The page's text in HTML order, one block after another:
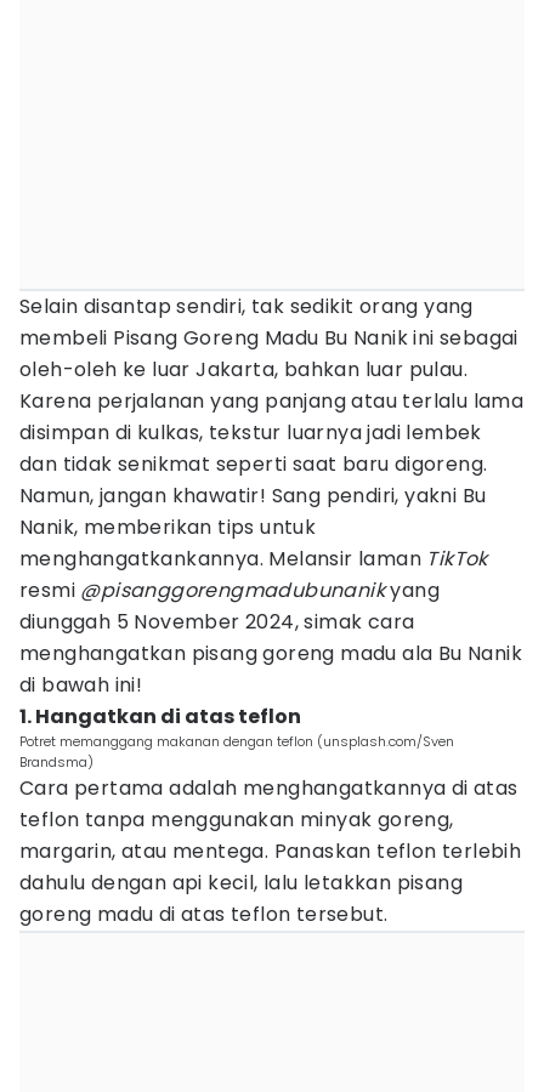
Selain disantap sendiri, tak sedikit orang yang
membeli Pisang Goreng Madu Bu Nanik ini sebagai
oleh-oleh ke luar Jakarta, bahkan luar pulau.
Karena perjalanan yang panjang atau terlalu lama
disimpan di kulkas, tekstur luarnya jadi lembek
dan tidak senikmat seperti saat baru digoreng.
Namun, jangan khawatir! Sang pendiri, yakni Bu
Nanik, memberikan tips untuk
menghangatkankannya. Melansir laman TikTok
resmi @pisanggorengmadubunanikyang
diunggah 5 November 2024, simak cara
menghangatkan pisang goreng madu ala Bu Nanik
di bawah ini!
1. Hangatkan di atas teflon
Potret memanggang makanan dengan teflon (unsplash.com/Sven
Brandsma)
Cara pertama adalah menghangatkannya di atas
teflon tanpa menggunakan minyak goreng,
margarin, atau mentega. Panaskan teflon terlebih
dahulu dengan api kecil, lalu letakkan pisang
goreng madu di atas teflon tersebut.